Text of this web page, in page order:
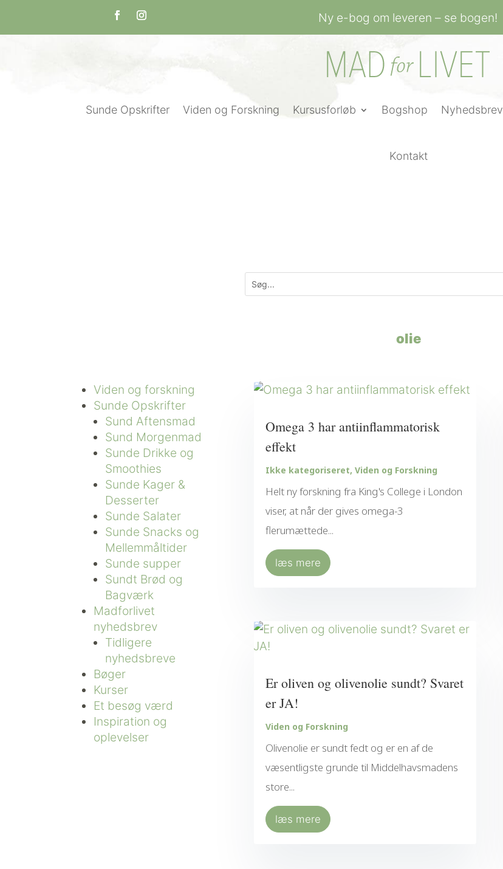
Ny e-bog om leveren – se bogen!
Sunde Opskrifter Viden og Forskning Kursusforløb Bogshop Nyhedsbrev
Kontakt
olie
Viden og forskning
Sunde Opskrifter
Sund Aftensmad
Sund Morgenmad
Sunde Drikke og
Smoothies
Sunde Kager &
Desserter
Sunde Salater
Sunde Snacks og
Mellemmåltider
Sunde supper
Sundt Brød og
Bagværk
Madforlivet
nyhedsbrev
Tidligere
nyhedsbreve
Bøger
Kurser
Et besøg værd
Inspiration og
oplevelser
Omega 3 har antiinflammatorisk
effekt
Ikke kategoriseret, Viden og Forskning
Helt ny forskning fra King's College i London
viser, at når der gives omega-3
flerumættede...
læs mere
Er oliven og olivenolie sundt? Svaret
er JA!
Viden og Forskning
Olivenolie er sundt fedt og er en af de
væsentligste grunde til Middelhavsmadens
store...
læs mere